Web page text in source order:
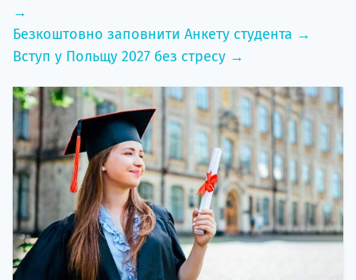
→
Безкоштовно заповнити Анкету студента →
Вступ у Польщу 2027 без стресу →